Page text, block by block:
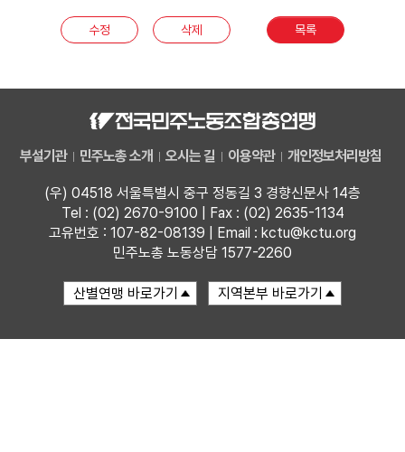
수정 삭제 목록
부설기관 민주노총 소개 오시는 길 이용약관 개인정보처리방침
(우) 04518 서울특별시 중구 정동길 3 경향신문사 14층
Tel : (02) 2670-9100 | Fax : (02) 2635-1134
고유번호 : 107-82-08139 | Email : kctu@kctu.org
민주노총 노동상담 1577-2260
부설기관
업무